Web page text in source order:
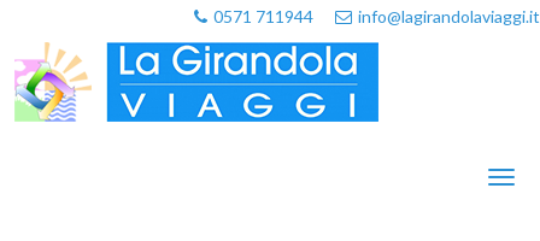
0571 711944 info@lagirandolaviaggi.it